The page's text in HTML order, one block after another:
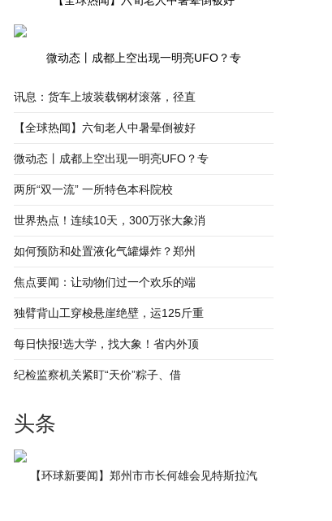
微动态丨成都上空出现一明亮UFO？专
讯息：货车上坡装载钢材滚落，径直
【全球热闻】六旬老人中暑晕倒被好
微动态丨成都上空出现一明亮UFO？专
两所“双一流” 一所特色本科院校
世界热点！连续10天，300万张大象消
如何预防和处置液化气罐爆炸？郑州
焦点要闻：让动物们过一个欢乐的端
独臂背山工穿梭悬崖绝壁，运125斤重
每日快报!选大学，找大象！省内外顶
纪检监察机关紧盯“天价”粽子、借
头条
【环球新要闻】郑州市市长何雄会见特斯拉汽